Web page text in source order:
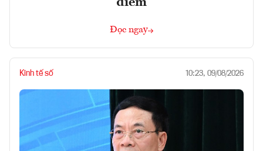
Đọc ngay
Kinh tế số 10:23, 09/08/2026